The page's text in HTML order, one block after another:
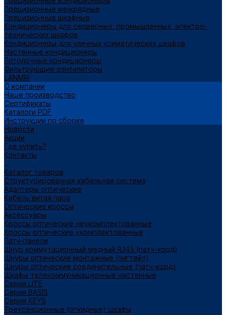
Прецизионные межрядные
Прецизионные шкафные
Кондиционеры для серверных, промышленных, электро-
технических шкафов
Кондиционеры для уличных климатических шкафов
Настенные кондиционеры
Потолочные кондиционеры
Фильтрующие вентиляторы
LANMIR
О компании
Наше производство
Сертификаты
Каталоги PDF
Инструкции по сборке
Новости
Акции
Где купить?
Контакты
...
Каталог товаров
Структурированная кабельная система
Адаптеры оптические
Кабель витая пара
Оптические кроссы
Аксессуары
Кроссы оптические неукомплектованные
Кроссы оптические укомплектованные
Патч-панели
Шнур коммутационный медный RJ45 (патч-корд)
Шнуры оптические монтажные (пигтейл)
Шнуры оптические соединительные (патч-корд)
Шкафы телекоммуникационные настенные
Cерия LITE
Cерия BASIS
Cерия KEYS
Трехсекционные (откидные) шкафы